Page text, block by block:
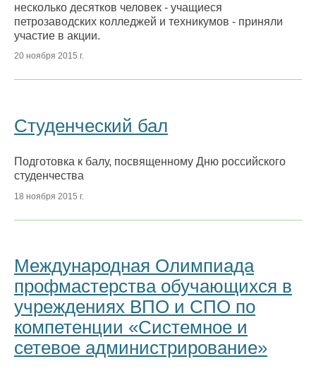
несколько десятков человек - учащиеся
петрозаводских колледжей и техникумов - приняли
участие в акции.
20 ноября 2015 г.
Студенческий бал
Подготовка к балу, посвященному Дню российского
студенчества
18 ноября 2015 г.
Международная Олимпиада
профмастерства обучающихся в
учреждениях ВПО и СПО по
компетенции «Системное и
сетевое администрирование»